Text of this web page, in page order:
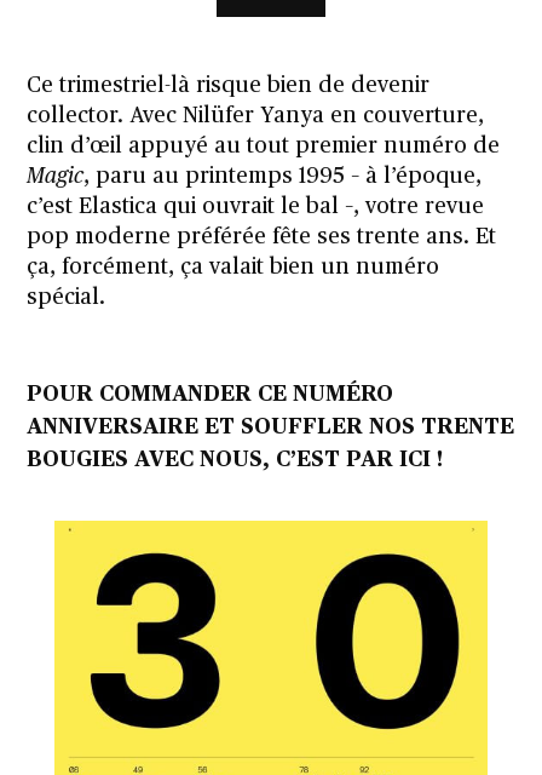
Ce trimestriel-là risque bien de devenir
collector. Avec Nilüfer Yanya en couverture,
clin d’œil appuyé au tout premier numéro de
Magic, paru au printemps 1995 – à l’époque,
c’est Elastica qui ouvrait le bal –, votre revue
pop moderne préférée fête ses trente ans. Et
ça, forcément, ça valait bien un numéro
spécial.
POUR COMMANDER CE NUMÉRO
ANNIVERSAIRE ET SOUFFLER NOS TRENTE
BOUGIES AVEC NOUS, C’EST PAR ICI !